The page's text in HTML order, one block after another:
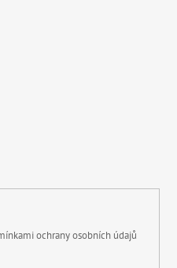
ochrany osobních údajů